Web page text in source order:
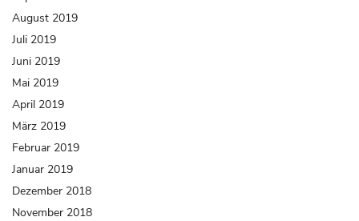
August 2019
Juli 2019
Juni 2019
Mai 2019
April 2019
März 2019
Februar 2019
Januar 2019
Dezember 2018
November 2018